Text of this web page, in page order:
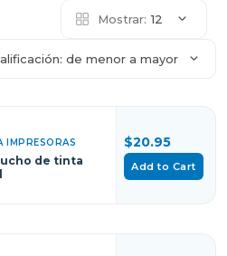
Mostrar: 12
de menor a mayor
IMPRESORAS
de tinta
$20.95
Add to Cart